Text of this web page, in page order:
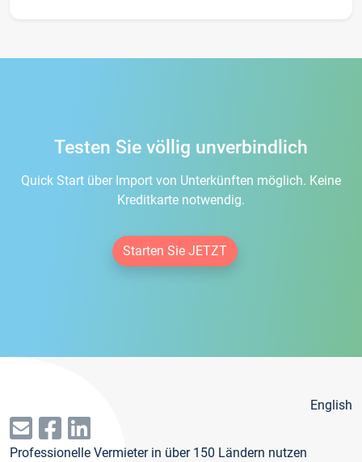
Testen Sie völlig unverbindlich
Quick Start über Import von Unterkünften möglich. Keine
Kreditkarte notwendig.
Starten Sie JETZT
English
Professionelle Vermieter in über 150 Ländern nutzen